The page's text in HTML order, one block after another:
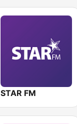
STAR FM